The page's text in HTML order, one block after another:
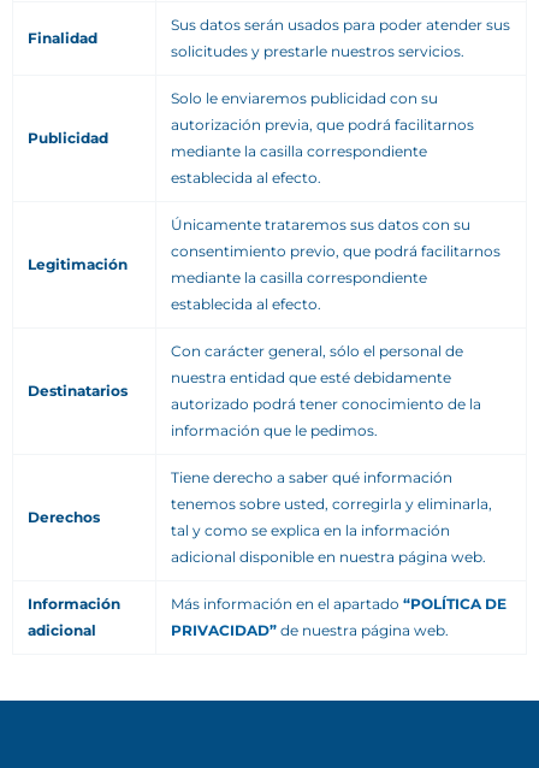
Finalidad
Sus datos serán usados para poder atender sus
solicitudes y prestarle nuestros servicios.
Publicidad
Solo le enviaremos publicidad con su
autorización previa, que podrá facilitarnos
mediante la casilla correspondiente
establecida al efecto.
Legitimación
Únicamente trataremos sus datos con su
consentimiento previo, que podrá facilitarnos
mediante la casilla correspondiente
establecida al efecto.
Destinatarios
Con carácter general, sólo el personal de
nuestra entidad que esté debidamente
autorizado podrá tener conocimiento de la
información que le pedimos.
Derechos
Tiene derecho a saber qué información
tenemos sobre usted, corregirla y eliminarla,
tal y como se explica en la información
adicional disponible en nuestra página web.
Información
adicional
Más información en el apartado “POLÍTICA DE
PRIVACIDAD” de nuestra página web.